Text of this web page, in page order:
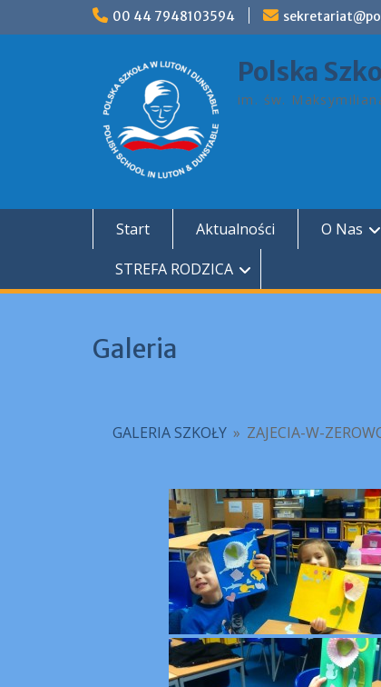
00 44 7948103594
Polska
im. św.
Start Aktualności O Nas
STREFA RODZICA
Galeria
GALERIA SZKOŁY » ZAJECIA-W-